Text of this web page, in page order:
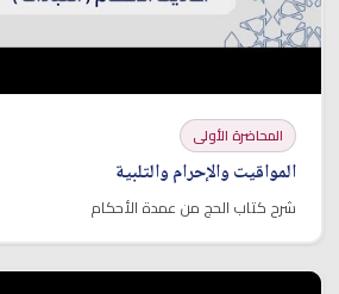
المحاضرة الأولى
المواقيت والإحرام والتلبية
شرح كتاب الحج من عمدة الأحكام